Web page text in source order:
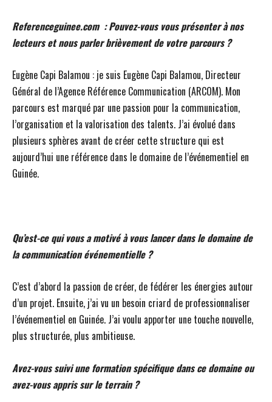
Referenceguinee.com : Pouvez-vous vous présenter à nos
lecteurs et nous parler brièvement de votre parcours ?
Eugène Capi Balamou : je suis Eugène Capi Balamou, Directeur
Général de l’Agence Référence Communication (ARCOM). Mon
parcours est marqué par une passion pour la communication,
l’organisation et la valorisation des talents. J’ai évolué dans
plusieurs sphères avant de créer cette structure qui est
aujourd’hui une référence dans le domaine de l’événementiel en
Guinée.
Qu’est-ce qui vous a motivé à vous lancer dans le domaine de
la communication événementielle ?
C’est d’abord la passion de créer, de fédérer les énergies autour
d’un projet. Ensuite, j’ai vu un besoin criard de professionnaliser
l’événementiel en Guinée. J’ai voulu apporter une touche nouvelle,
plus structurée, plus ambitieuse.
Avez-vous suivi une formation spécifique dans ce domaine ou
avez-vous appris sur le terrain ?